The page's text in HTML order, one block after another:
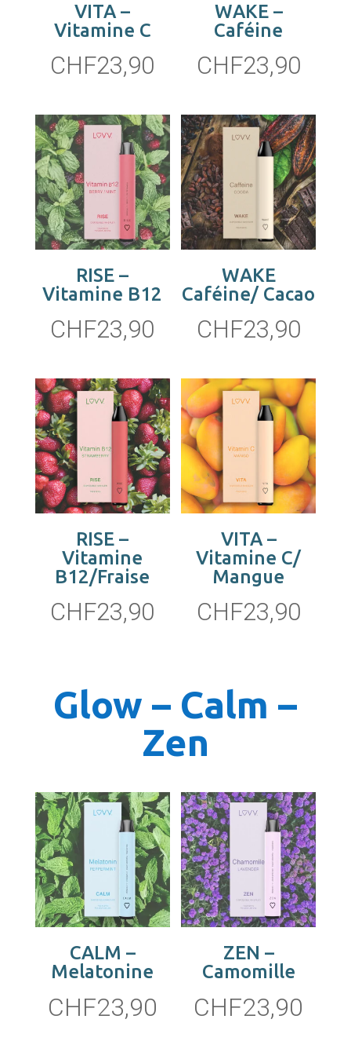
VITA –
Vitamine C
CHF23,90
WAKE –
Caféine
CHF23,90
RISE –
Vitamine B12
CHF23,90
WAKE
Caféine/ Cacao
CHF23,90
RISE –
Vitamine
B12/Fraise
CHF23,90
VITA –
Vitamine C/
Mangue
CHF23,90
Glow – Calm –
Zen
CALM –
Melatonine
CHF23,90
ZEN –
Camomille
CHF23,90